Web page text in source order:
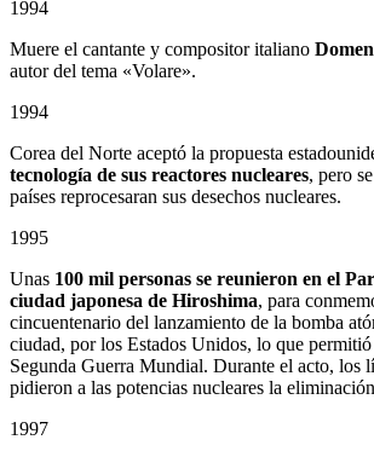
1994
Muere el cantante y compositor italiano
autor del tema «Volare».
1994
Corea del Norte aceptó la propuesta
tecnología de sus reactores nucleares, pero
países reprocesaran sus desechos nucleares.
1995
Unas 100 mil personas se reunieron en el
ciudad japonesa de Hiroshima, para
cincuentenario del lanzamiento de la bomba
ciudad, por los Estados Unidos, lo que
Segunda Guerra Mundial. Durante el acto, los
pidieron a las potencias nucleares la
1997